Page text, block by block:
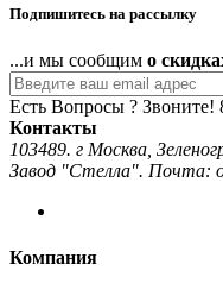
Подпишитесь на рассылку
...и мы сообщим о
Есть Вопросы ? Звоните!
Контакты
103489. г Москва,
Завод "Стелла". Почта:
Компания